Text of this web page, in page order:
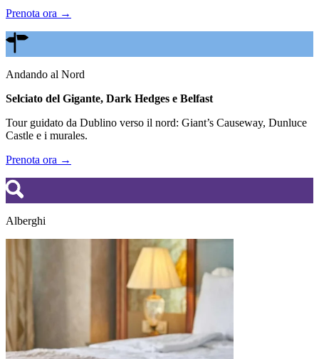
Prenota ora →
Andando al Nord
Selciato del Gigante, Dark Hedges e Belfast
Tour guidato da Dublino verso il nord: Giant’s Causeway, Dunluce
Castle e i murales.
Prenota ora →
Alberghi